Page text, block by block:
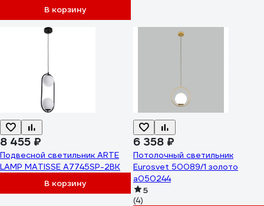
В корзину
8 455 ₽
Подвесной светильник ARTE
LAMP MATISSE A7745SP-2BK
В корзину
6 358 ₽
Потолочный светильник
Eurosvet 50089/1 золото
a050244
5
(4)